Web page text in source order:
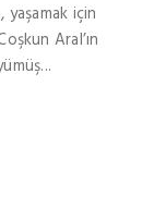
yaşamak için
Aral’ın